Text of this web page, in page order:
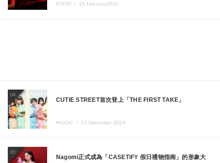
本頂尖DJ及創作者齊聚一堂
FOOD ・ 21.January.2025
04
CUTIE STREET首次登上「THE FIRST TAKE」
MUSIC ・ 17.December.2024
05
Nagomi正式成為「CASETiFY 假日禮物指南」的形象大